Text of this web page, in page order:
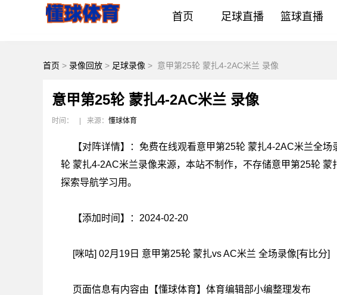
首页 足球直播 篮球直播
首页 > 录像回放 > 足球录像 > 意甲第25轮 蒙扎4-2AC米兰 录像
意甲第25轮 蒙扎4-2AC米兰 录像
时间： 来源： 懂球体育
【对阵详情】：免费在线观看意甲第25轮 蒙扎4-2AC米兰全
轮 蒙扎4-2AC米兰录像来源，本站不制作，不存储意甲第25轮
探索导航学习用。
【添加时间】：2024-02-20
[咪咕] 02月19日 意甲第25轮 蒙扎vs AC米兰 全场录像[有比分]
页面信息有内容由【懂球体育】体育编辑部小编整理发布